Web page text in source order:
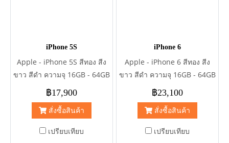
iPhone 5S
Apple - iPhone 5S สีทอง สีง
ขาว สีดำ ความจุ 16GB - 64GB
- 128GB ทั้งเครื่องศูนย์ และ
เครื่องนอก
฿17,900
สั่งซื้อสินค้า
เปรียบเทียบ
iPhone 6
Apple - iPhone 6 สีทอง สีง
ขาว สีดำ ความจุ 16GB - 64GB
- 128GB
฿23,100
สั่งซื้อสินค้า
เปรียบเทียบ